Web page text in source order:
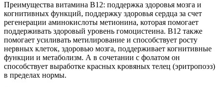
Преимущества витамина B12: поддержка здоровья мозга и
когнитивных функций, поддержку здоровья сердца за счет
регенерации аминокислоты метионина, которая помогает
поддерживать здоровый уровень гомоцистеина. B12 также
помогает усиливать метилирование и способствует росту
нервных клеток, здоровью мозга, поддерживает когнитивные
функции и метаболизм. А в сочетании с фолатом он
способствует выработке красных кровяных телец (эритропоэз)
в пределах нормы.